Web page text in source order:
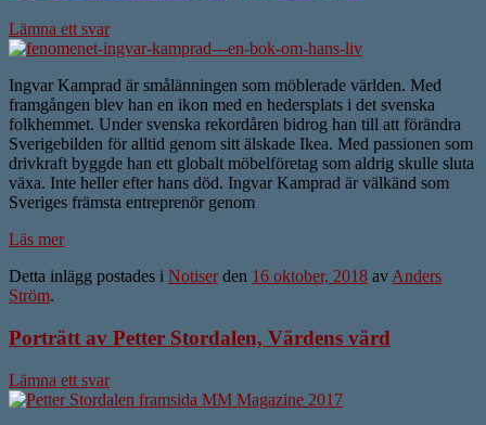
Lämna ett svar
Ingvar Kamprad är smålänningen som möblerade världen. Med
framgången blev han en ikon med en hedersplats i det svenska
folkhemmet. Under svenska rekordåren bidrog han till att förändra
Sverigebilden för alltid genom sitt älskade Ikea. Med passionen som
drivkraft byggde han ett globalt möbelföretag som aldrig skulle sluta
växa. Inte heller efter hans död. Ingvar Kamprad är välkänd som
Sveriges främsta entreprenör genom
Läs mer
Detta inlägg postades i Notiserden 16 oktober, 2018 avAnders
Ström.
Porträtt av Petter Stordalen, Värdens värd
Lämna ett svar